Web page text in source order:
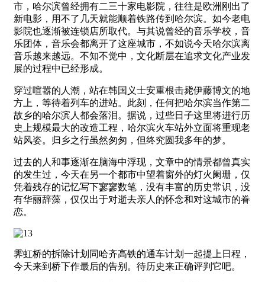
市，哈尔滨曾经拥有二三十家电影院，往往是欧洲刚出了
新电影，用不了几天就能顺着铁路传到哈尔滨。如今老电
影院也逐渐被连锁店所取代。与其说曾经的音乐学校，音
乐团体，音乐会都离开了这座城市，不如说今天哈尔滨离
音乐越来越远。不知不觉中，文化断层在追求文化产业发
展的过程中已经形成。
穿过喧嚣的人潮，站在韩国义士安重根击毙伊藤博文的地
方上，等待着列车的进站。此刻，任何把哈尔滨当作第二
故乡的哈尔滨人都会落泪。据说，过些日子这里将进行历
史上规模最大的改造工程，哈尔滨火车站外立面将重现老
站风姿。归乡之行虽然匆匆，但终究圆我多年的梦。
过去的人和事逐渐在脑海中浮现，文章中的情景都曾真实
的发生过，今天在另一个都市中望着窗外的灯火阑珊，仅
凭着残存的记忆写下寥寥数笔，没有丰富的历史常识，没
有华丽辞藻，仅仅出于对逝去亲人的怀念和对这城市的眷
恋。
霁虹桥的拆除计划同哈齐高铁的通车计划一起提上日程，
今天来到桥下作最后的告别。待历史来正确评判它吧。